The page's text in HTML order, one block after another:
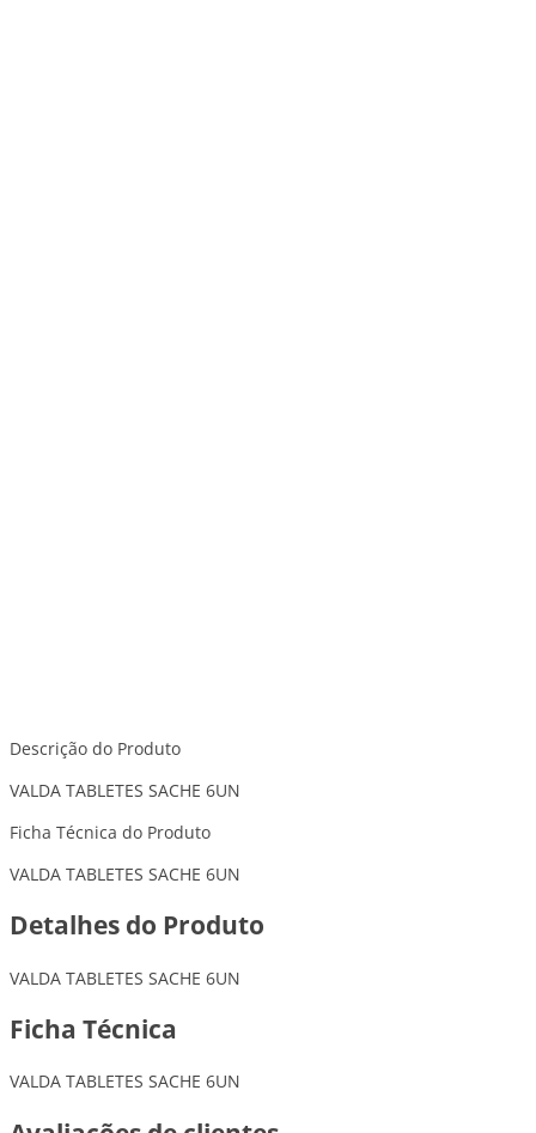
Descrição do Produto
VALDA TABLETES SACHE 6UN
Ficha Técnica do Produto
VALDA TABLETES SACHE 6UN
Detalhes do Produto
VALDA TABLETES SACHE 6UN
Ficha Técnica
VALDA TABLETES SACHE 6UN